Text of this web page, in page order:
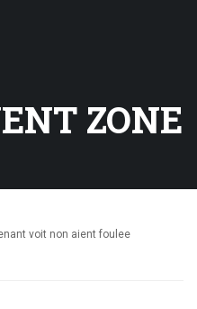
ZONE
voit non aient foulee